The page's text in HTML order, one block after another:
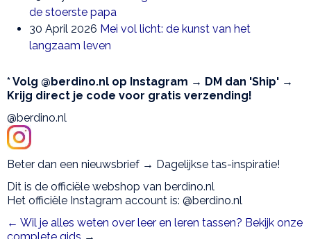
de stoerste papa
30 April 2026 Mei vol licht: de kunst van het
langzaam leven
* Volg @berdino.nl op Instagram → DM dan 'Ship' →
Krijg direct je code voor gratis verzending!
@berdino.nl
Beter dan een nieuwsbrief → Dagelijkse tas-inspiratie!
Dit is de officiële webshop van berdino.nl
Het officiële Instagram account is: @berdino.nl
← Wil je alles weten over leer en leren tassen? Bekijk onze